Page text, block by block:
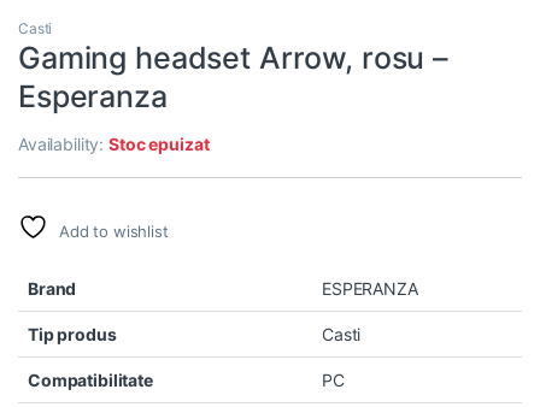
Casti
Gaming headset Arrow, rosu –
Esperanza
Availability:Stoc epuizat
Add to wishlist
Brand ESPERANZA
Tip produs Casti
Compatibilitate PC